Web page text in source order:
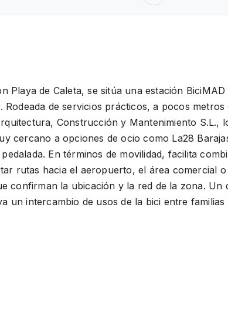
Playa de Caleta, se sitúa una estación
de servicios prácticos, a pocos
Construcción y Mantenimiento S.L.,
cercano a opciones de ocio como La28
En términos de movilidad, facilita
rutas hacia el aeropuerto, el área comercial
confirman la ubicación y la red de la zona.
un intercambio de usos de la bici entre